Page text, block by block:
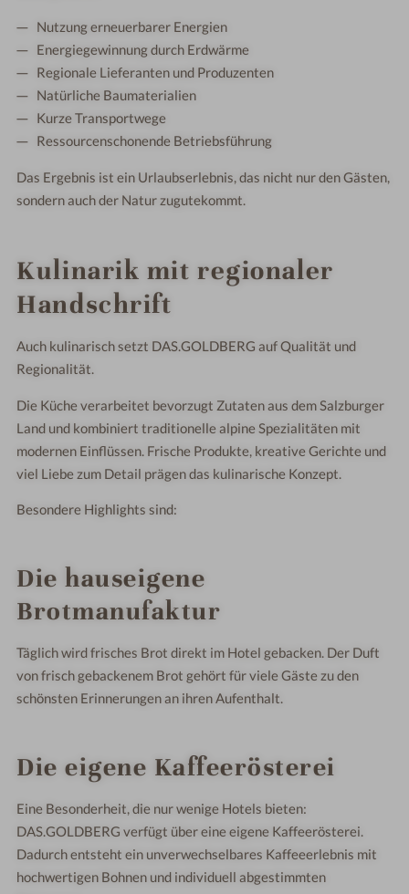
Nutzung erneuerbarer Energien
Energiegewinnung durch Erdwärme
Regionale Lieferanten und Produzenten
Natürliche Baumaterialien
Kurze Transportwege
Ressourcenschonende Betriebsführung
Das Ergebnis ist ein Urlaubserlebnis, das nicht nur den Gästen,
sondern auch der Natur zugutekommt.
Kulinarik mit regionaler
Handschrift
Auch kulinarisch setzt DAS.GOLDBERG auf Qualität und
Regionalität.
Die Küche verarbeitet bevorzugt Zutaten aus dem Salzburger
Land und kombiniert traditionelle alpine Spezialitäten mit
modernen Einflüssen. Frische Produkte, kreative Gerichte und
viel Liebe zum Detail prägen das kulinarische Konzept.
Besondere Highlights sind:
Die hauseigene
Brotmanufaktur
Täglich wird frisches Brot direkt im Hotel gebacken. Der Duft
von frisch gebackenem Brot gehört für viele Gäste zu den
schönsten Erinnerungen an ihren Aufenthalt.
Die eigene Kaffeerösterei
Eine Besonderheit, die nur wenige Hotels bieten:
DAS.GOLDBERG verfügt über eine eigene Kaffeerösterei.
Dadurch entsteht ein unverwechselbares Kaffeeerlebnis mit
hochwertigen Bohnen und individuell abgestimmten